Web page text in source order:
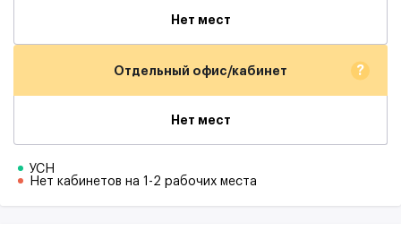
Нет мест
Отдельный офис/кабинет ?
Нет мест
УСН
Нет кабинетов на 1-2 рабочих места